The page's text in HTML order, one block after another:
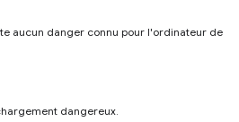
aucun danger connu pour l'ordinateur de
dangereux.